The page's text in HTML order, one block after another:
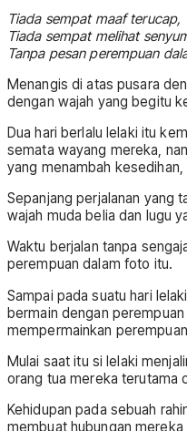
Tiada sempat maaf terucap,
Tiada sempat melihat
Tanpa pesan perempuan
Menangis di atas pusara
dengan wajah yang begitu
Dua hari berlalu lelaki itu
semata wayang mereka,
yang menambah
Sepanjang perjalanan yang
wajah muda belia dan lugu
Waktu berjalan tanpa
perempuan dalam foto itu.
Sampai pada suatu hari
bermain dengan
mempermainkan
Mulai saat itu si lelaki
orang tua mereka terutama
Kehidupan pada sebuah
membuat hubungan